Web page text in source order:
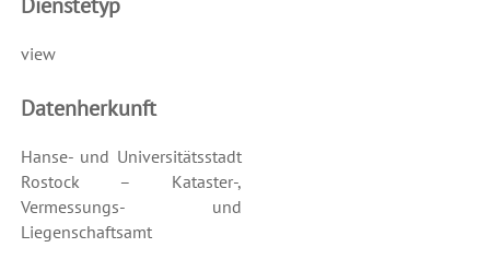
Dienstetyp
view
Datenherkunft
Hanse- und Universitätsstadt
Rostock – Kataster-,
Vermessungs- und
Liegenschaftsamt